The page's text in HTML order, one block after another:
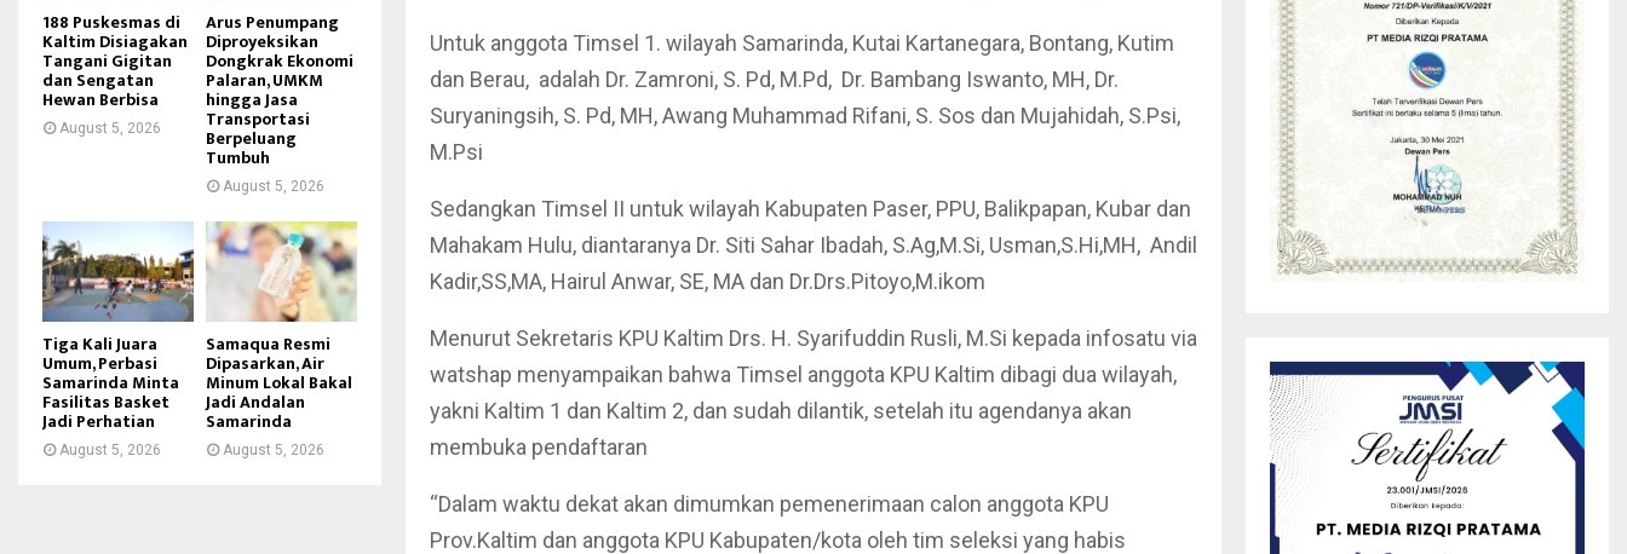
Untuk anggota Timsel 1. wilayah Samarinda, Kutai Kartanegara, Bontang, Kutim
dan Berau, adalah Dr. Zamroni, S. Pd, M.Pd, Dr. Bambang Iswanto, MH, Dr.
Suryaningsih, S. Pd, MH, Awang Muhammad Rifani, S. Sos dan Mujahidah, S.Psi,
M.Psi
Sedangkan Timsel II untuk wilayah Kabupaten Paser, PPU, Balikpapan, Kubar dan
Mahakam Hulu, diantaranya Dr. Siti Sahar Ibadah, S.Ag,M.Si, Usman,S.Hi,MH, Andil
Kadir,SS,MA, Hairul Anwar, SE, MA dan Dr.Drs.Pitoyo,M.ikom
Menurut Sekretaris KPU Kaltim Drs. H. Syarifuddin Rusli, M.Si kepada infosatu via
watshap menyampaikan bahwa Timsel anggota KPU Kaltim dibagi dua wilayah,
yakni Kaltim 1 dan Kaltim 2, dan sudah dilantik, setelah itu agendanya akan
membuka pendaftaran
“Dalam waktu dekat akan dimumkan pemenerimaan calon anggota KPU
Prov.Kaltim dan anggota KPU Kabupaten/kota oleh tim seleksi yang habis
188 Puskesmas di
Kaltim Disiagakan
Tangani Gigitan
dan Sengatan
Hewan Berbisa
August 5, 2026
Arus Penumpang
Diproyeksikan
Dongkrak Ekonomi
Palaran, UMKM
hingga Jasa
Transportasi
Berpeluang
Tumbuh
August 5, 2026
Tiga Kali Juara
Umum, Perbasi
Samarinda Minta
Fasilitas Basket
Jadi Perhatian
August 5, 2026
Samaqua Resmi
Dipasarkan, Air
Minum Lokal Bakal
Jadi Andalan
Samarinda
August 5, 2026